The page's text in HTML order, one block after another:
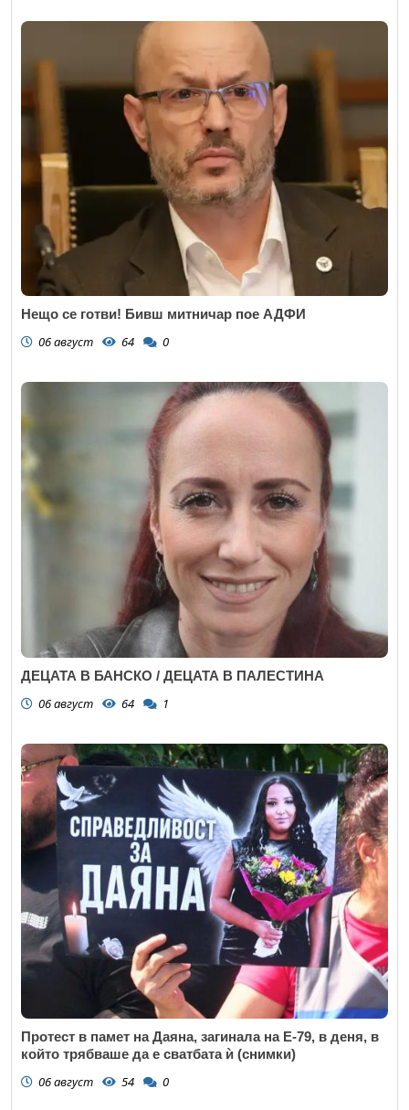
Нещо се готви! Бивш митничар пое АДФИ
06 август 64 0
ДЕЦАТА В БАНСКО / ДЕЦАТА В ПАЛЕСТИНА
06 август 64 1
Протест в памет на Даяна, загинала на Е-79, в деня, в
който трябваше да е сватбата ѝ (снимки)
06 август 54 0